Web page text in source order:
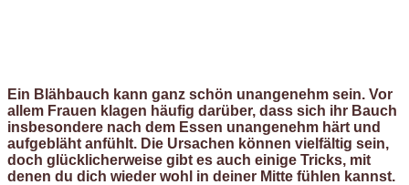
Ein Blähbauch kann ganz schön unangenehm sein. Vor
allem Frauen klagen häufig darüber, dass sich ihr Bauch
insbesondere nach dem Essen unangenehm härt und
aufgebläht anfühlt. Die Ursachen können vielfältig sein,
doch glücklicherweise gibt es auch einige Tricks, mit
denen du dich wieder wohl in deiner Mitte fühlen kannst.